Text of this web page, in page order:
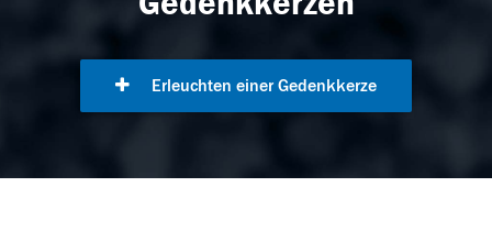
Erleuchten einer Gedenkkerze